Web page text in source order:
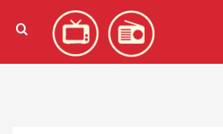
الإنجليزية)